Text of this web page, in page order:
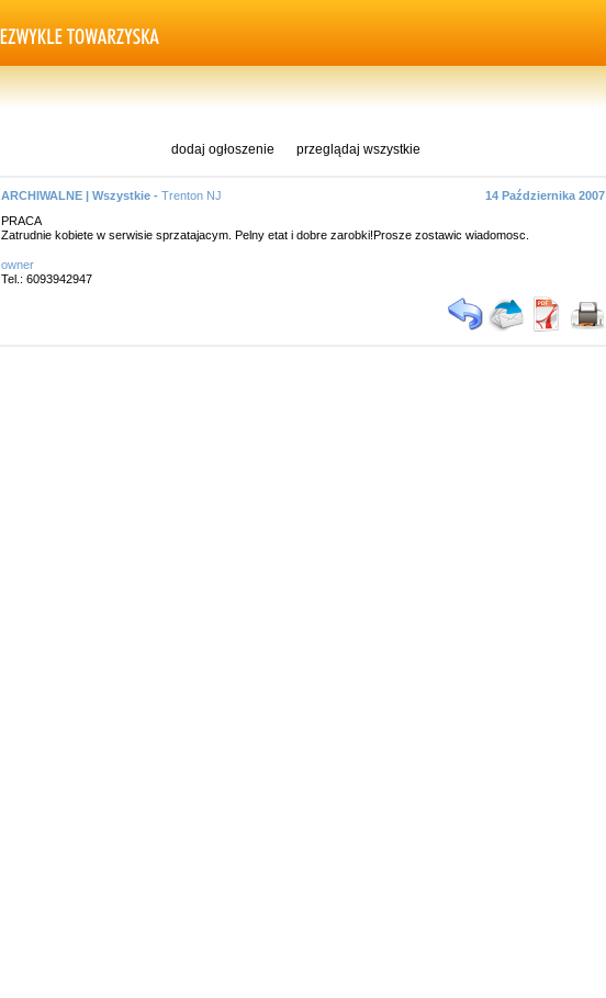
dodaj ogłoszenie przeglądaj wszystkie
ARCHIWALNE | Wszystkie - Trenton NJ
14 Października 2007
PRACA
Zatrudnie kobiete w serwisie sprzatajacym. Pelny etat i dobre zarobki!Prosze zostawic wiadomosc.
owner
Tel.: 6093942947